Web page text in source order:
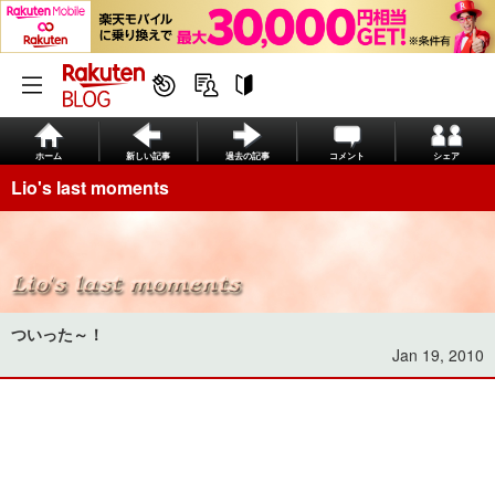
ホーム 新しい記事 過去の記事 コメント シェア
Lio's last moments
ついった～！
Jan 19, 2010